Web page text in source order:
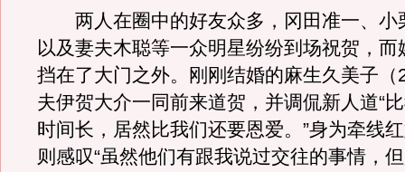
两人在圈中的好友众多，冈田准一、小
以及妻夫木聪等一众明星纷纷到场祝贺，而
挡在了大门之外。刚刚结婚的麻生久美子（
夫伊贺大介一同前来道贺，并调侃新人道“
时间长，居然比我们还要恩爱。”身为牵线
则感叹“虽然他们有跟我说过交往的事情，